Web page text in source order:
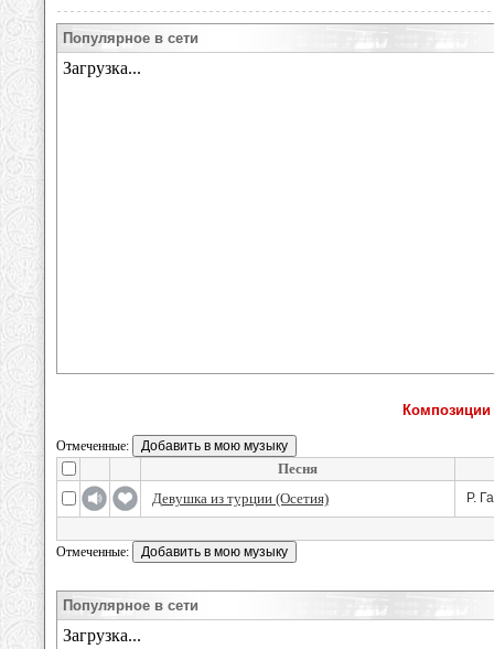
Популярное в сети
Отмеченные:
Песня
Девушка из турции (Осетия)
Р.
Отмеченные:
Популярное в сети